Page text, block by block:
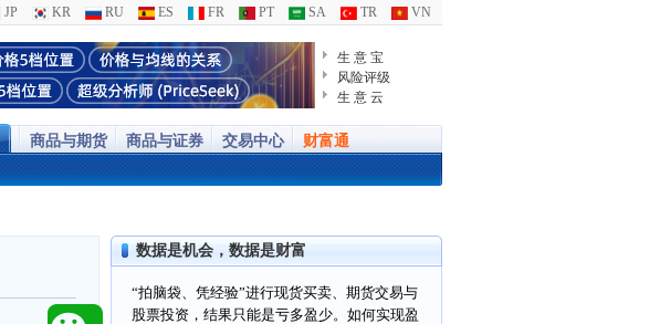
JP KR RU ES FR PT SA TR VN
生 意 宝
风险评级
生 意 云
商品与期货 商品与证券 交易中心 财富通
数据是机会，数据是财富
“拍脑袋、凭经验”进行现货买卖、期货交易与
股票投资，结果只能是亏多盈少。如何实现盈